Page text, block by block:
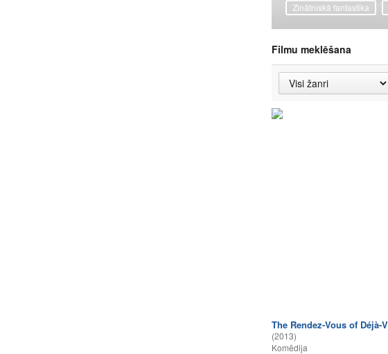
Zinātniskā fantastika
Filmu meklēšana
The Rendez-Vous of Déjà-
(2013)
Komēdija